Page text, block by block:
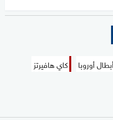
أوروبا
كاي هافيرتز